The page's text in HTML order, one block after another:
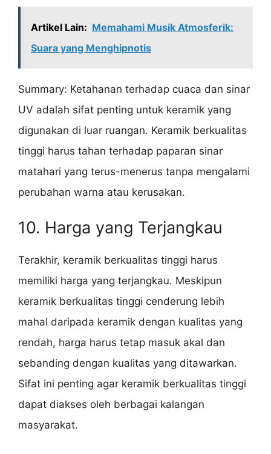
Artikel Lain: Memahami Musik Atmosferik:
Suara yang Menghipnotis
Summary: Ketahanan terhadap cuaca dan sinar
UV adalah sifat penting untuk keramik yang
digunakan di luar ruangan. Keramik berkualitas
tinggi harus tahan terhadap paparan sinar
matahari yang terus-menerus tanpa mengalami
perubahan warna atau kerusakan.
10. Harga yang Terjangkau
Terakhir, keramik berkualitas tinggi harus
memiliki harga yang terjangkau. Meskipun
keramik berkualitas tinggi cenderung lebih
mahal daripada keramik dengan kualitas yang
rendah, harga harus tetap masuk akal dan
sebanding dengan kualitas yang ditawarkan.
Sifat ini penting agar keramik berkualitas tinggi
dapat diakses oleh berbagai kalangan
masyarakat.